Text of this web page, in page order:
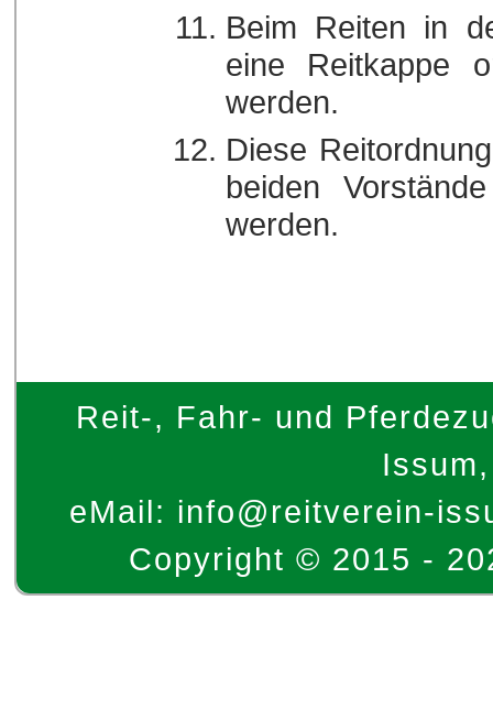
Beim Reiten in
eine Reitkappe
werden.
Diese
beiden
werden.
Reit-, Fahr- und
eMail: info@reitverein-
Copyright © 2015 -